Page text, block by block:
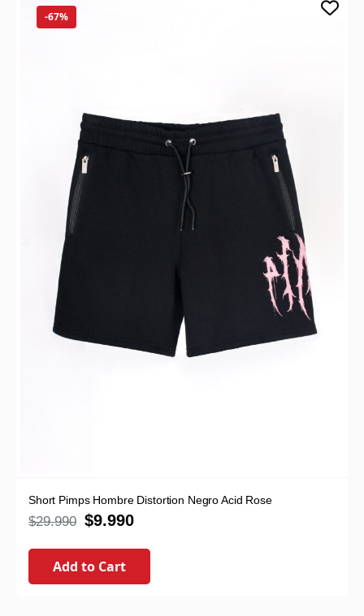
-67%
Short Pimps Hombre Distortion Negro Acid Rose
$29.990 $9.990
Add to Cart